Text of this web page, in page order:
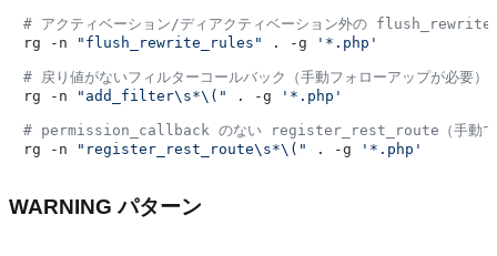
# アクティベーション/ディアクティベーション外の
rg -n
"flush_rewrite_rules" . -g '*.php'
# 戻り値がないフィルターコールバック（手動フォローアップが必要）
rg -n
"add_filter\s*\(" . -g '*.php'
# permission_callback のない register_rest_route（手動でル
rg -n
"register_rest_route\s*\(" . -g '*.php'
WARNING パターン